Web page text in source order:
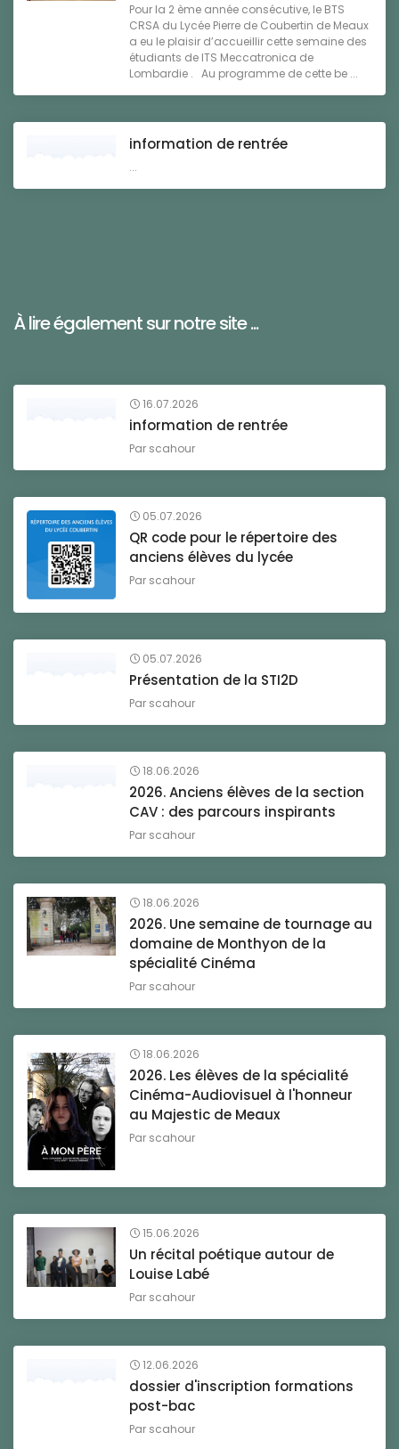
Pour la 2 ème année consécutive, le BTS
CRSA du Lycée Pierre de Coubertin de Meaux
a eu le plaisir d’accueillir cette semaine des
étudiants de ITS Meccatronica de
Lombardie . Au programme de cette be ...
information de rentrée
...
À lire également sur notre site ...
16.07.2026
information de rentrée
Par scahour
05.07.2026
QR code pour le répertoire des
anciens élèves du lycée
Par scahour
05.07.2026
Présentation de la STI2D
Par scahour
18.06.2026
2026. Anciens élèves de la section
CAV : des parcours inspirants
Par scahour
18.06.2026
2026. Une semaine de tournage au
domaine de Monthyon de la
spécialité Cinéma
Par scahour
18.06.2026
2026. Les élèves de la spécialité
Cinéma-Audiovisuel à l'honneur
au Majestic de Meaux
Par scahour
15.06.2026
Un récital poétique autour de
Louise Labé
Par scahour
12.06.2026
dossier d'inscription formations
post-bac
Par scahour